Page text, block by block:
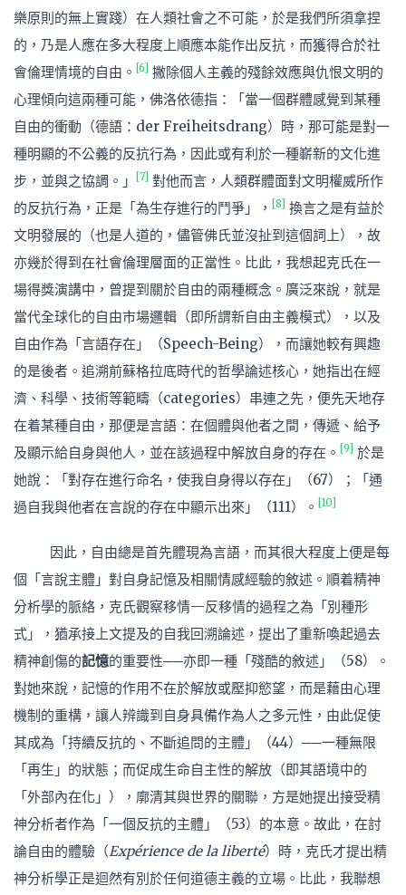
樂原則的無上實踐）在人類社會之不可能，於是我們所須拿捏
的，乃是人應在多大程度上順應本能作出反抗，而獲得合於社
會倫理情境的自由。 [6]
撇除個人主義的殘餘效應與仇恨文明的
心理傾向這兩種可能，佛洛依德指：「當一個群體感覺到某種
自由的衝動（德語：der Freiheitsdrang）時，那可能是對一
種明顯的不公義的反抗行為，因此或有利於一種嶄新的文化進
步，並與之協調。」
[7] 對他而言，人類群體面對文明權威所作
的反抗行為，正是「為生存進行的鬥爭」，
[8]
換言之是有益於
文明發展的（也是人道的，儘管佛氏並沒扯到這個詞上），故
亦幾於得到在社會倫理層面的正當性。比此，我想起克氏在一
場得獎演講中，曾提到關於自由的兩種概念。廣泛來說，就是
當代全球化的自由市場邏輯（即所謂新自由主義模式），以及
自由作為「言語存在」（Speech-Being），而讓她較有興趣
的是後者。追溯前蘇格拉底時代的哲學論述核心，她指出在經
濟、科學、技術等範疇（categories）串連之先，便先天地存
在着某種自由，那便是言語：在個體與他者之間，傳遞、給予
及顯示給自身與他人，並在該過程中解放自身的存在。
[9]
於是
她說：「對存在進行命名，使我自身得以存在」（67）；「通
過自我與他者在言說的存在中顯示出來」（111）。
[10]
因此，自由總是首先體現為言語，而其很大程度上便是每
個「言說主體」對自身記憶及相關情感經驗的敘述。順着精神
分析學的脈絡，克氏觀察移情—反移情的過程之為「別種形
式」，猶承接上文提及的自我回溯論述，提出了重新喚起過去
精神創傷的記憶的重要性──亦即一種「殘酷的敘述」（58）。
對她來說，記憶的作用不在於解放或壓抑慾望，而是藉由心理
機制的重構，讓人辨識到自身具備作為人之多元性，由此促使
其成為「持續反抗的、不斷追問的主體」（44）──一種無限
「再生」的狀態；而促成生命自主性的解放（即其語境中的
「外部內在化」），廓清其與世界的關聯，方是她提出接受精
神分析者作為「一個反抗的主體」（53）的本意。故此，在討
論自由的體驗（Expérience de la liberté）時，克氏才提出精
神分析學正是迴然有別於任何道德主義的立場。比此，我聯想